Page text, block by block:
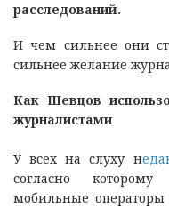
расследований.
И чем сильнее они
сильнее желание
Как Шевцов
журналистами
У всех на слуху н
согласно
мобильные операторы